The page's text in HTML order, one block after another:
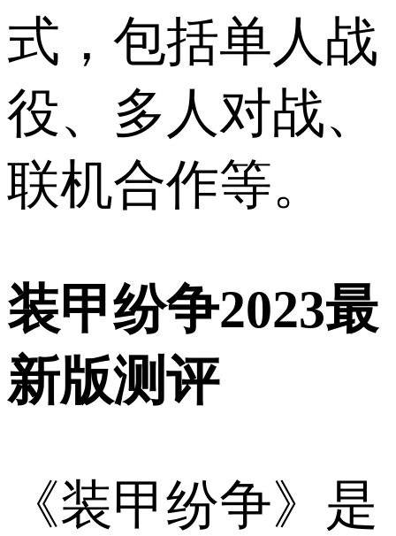
式，包括单人战
役、多人对战、
联机合作等。
装甲纷争2023最
新版测评
《装甲纷争》是